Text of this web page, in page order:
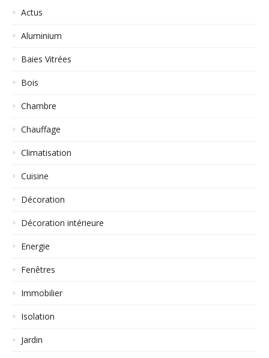
Actus
Aluminium
Baies Vitrées
Bois
Chambre
Chauffage
Climatisation
Cuisine
Décoration
Décoration intérieure
Energie
Fenêtres
Immobilier
Isolation
Jardin